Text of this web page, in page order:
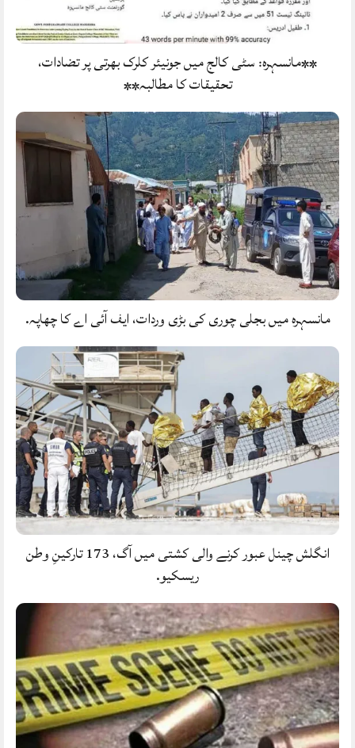
**مانسہرہ: سٹی کالج میں جونیئر کلرک بھرتی پر تضادات،
تحقیقات کا مطالبہ**
مانسہرہ میں بجلی چوری کی بڑی وردات، ایف آئی اے کا چھاپہ.
انگلش چینل عبور کرنے والی کشتی میں آگ، 173 تارکینِ وطن
ریسکیو.